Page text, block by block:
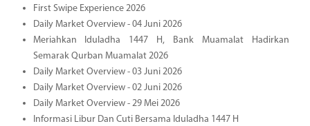
First Swipe Experience 2026
Daily Market Overview - 04 Juni 2026
Meriahkan Iduladha 1447 H, Bank Muamalat Hadirkan
Semarak Qurban Muamalat 2026
Daily Market Overview - 03 Juni 2026
Daily Market Overview - 02 Juni 2026
Daily Market Overview - 29 Mei 2026
Informasi Libur Dan Cuti Bersama Iduladha 1447 H